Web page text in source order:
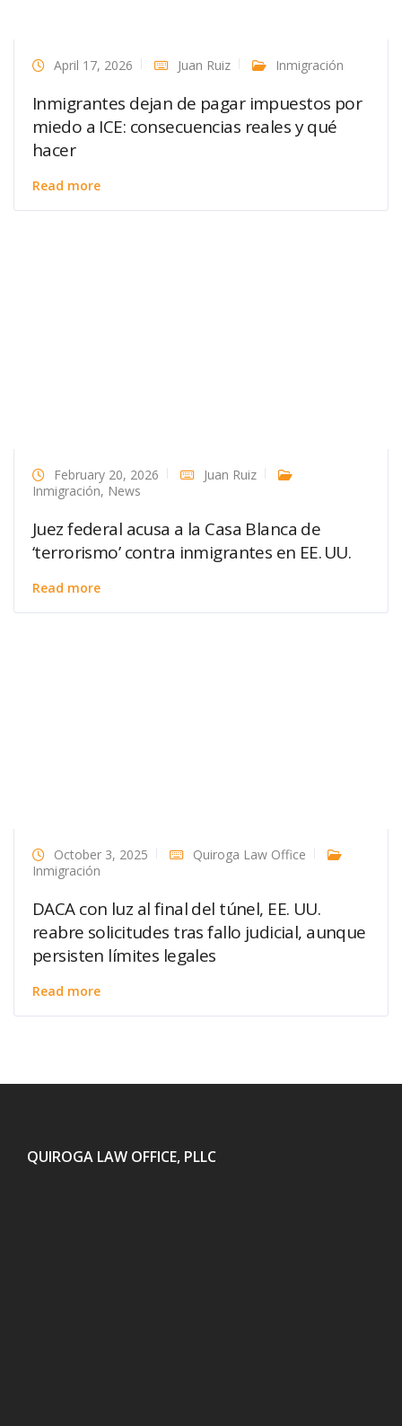
April 17, 2026 Juan Ruiz Inmigración
Inmigrantes dejan de pagar impuestos por
miedo a ICE: consecuencias reales y qué
hacer
Read more
February 20, 2026
Juan Ruiz
Inmigración, News
Juez federal acusa a la Casa Blanca de
‘terrorismo’ contra inmigrantes en EE. UU.
Read more
October 3, 2025
Quiroga Law Office
Inmigración
DACA con luz al final del túnel, EE. UU.
reabre solicitudes tras fallo judicial, aunque
persisten límites legales
Read more
QUIROGA LAW OFFICE, PLLC